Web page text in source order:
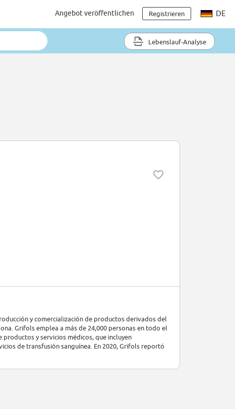
Angebot veröffentlichen Registrieren DE
Lebenslauf-Analyse
y comercialización de productos derivados del
Grifols emplea a más de 24,000 personas en todo el
productos y servicios médicos, que incluyen
de transfusión sanguínea. En 2020, Grifols reportó